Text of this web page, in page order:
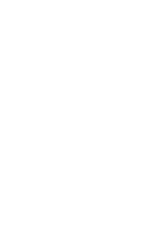
以供大家参考。